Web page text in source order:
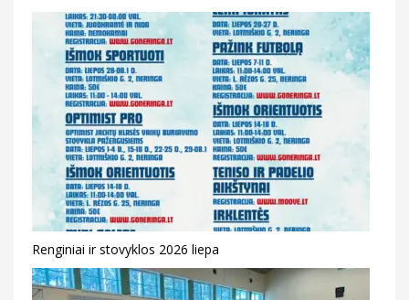
Renginiai ir stovyklos 2026 liepa